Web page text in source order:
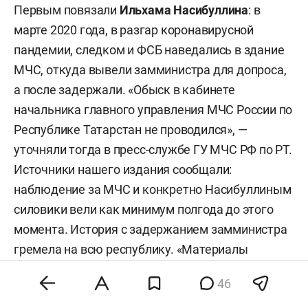
по соответствующим городам и т. д.
Первым повязали Ильхама Насибуллина: в
марте 2020 года, в разгар коронавирусной
пандемии, следком и ФСБ наведались в здание
МЧС, откуда вывели замминистра для допроса,
а после задержали. «Обыск в кабинете
начальника главного управления МЧС России по
Республике Татарстан не проводился», —
уточняли тогда в пресс-службе ГУ МЧС РФ по РТ.
Источники нашего издания сообщали:
наблюдение за МЧС и конкретно Насибуллиным
силовики вели как минимум полгода до этого
момента. История с задержанием замминистра
гремела на всю республику. «Материалы
может, меня они ждали) поступили в день моего
46